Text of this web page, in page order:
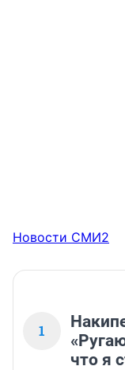
Новости СМИ2
1
что я